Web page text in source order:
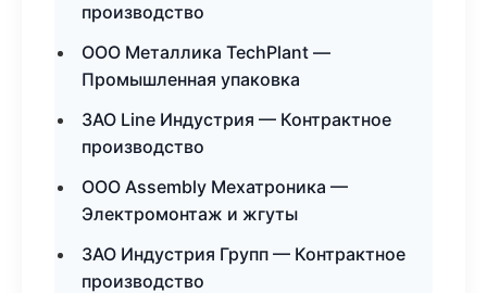
производство
ООО Металлика TechPlant —
Промышленная упаковка
ЗАО Line Индустрия — Контрактное
производство
ООО Assembly Мехатроника —
Электромонтаж и жгуты
ЗАО Индустрия Групп — Контрактное
производство